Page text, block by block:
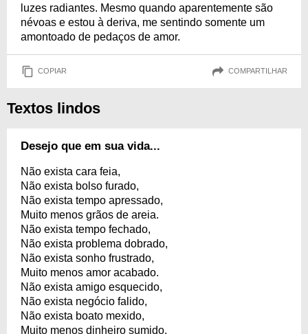
luzes radiantes. Mesmo quando aparentemente são
névoas e estou à deriva, me sentindo somente um
amontoado de pedaços de amor.
COPIAR COMPARTILHAR
Textos lindos
Desejo que em sua vida...
Não exista cara feia,
Não exista bolso furado,
Não exista tempo apressado,
Muito menos grãos de areia.
Não exista tempo fechado,
Não exista problema dobrado,
Não exista sonho frustrado,
Muito menos amor acabado.
Não exista amigo esquecido,
Não exista negócio falido,
Não exista boato mexido,
Muito menos dinheiro sumido.